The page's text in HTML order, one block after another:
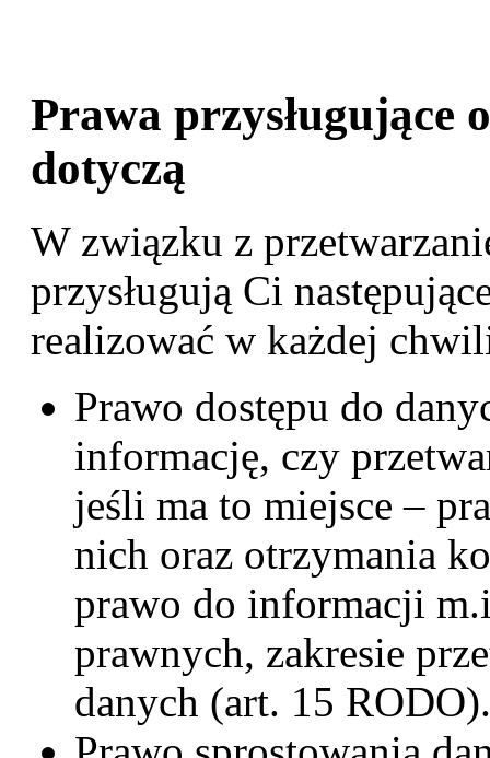
Prawa przysługujące
dotyczą
W związku z
przysługują Ci
realizować w każdej
Prawo dostępu do
informację, czy
jeśli ma to miejsce –
nich oraz otrzymania
prawo do informacji
prawnych, zakresie
danych (art. 15 RODO).